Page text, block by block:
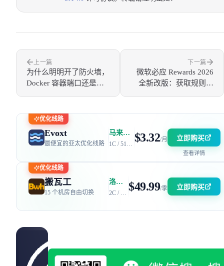
上一篇
为什么明明开了防火墙，
Docker 容器端口还是暴
下一篇
微软必应 Rewards 2026
全新改版：获取规则大
优化线路
Evoxt
最便宜的亚太优化线路
马来西亚 | 电信 GIA + 联通 9929 | 优惠码：AFF2377-DEV $3.32/月 立即购买
查看详情
优化线路
搬瓦工
15 个机房自由切换
洛杉矶 DC6 机房 | 电信 / 联通 CN2 GIA + 移动 CMIN2 $49.99/季 立即购买